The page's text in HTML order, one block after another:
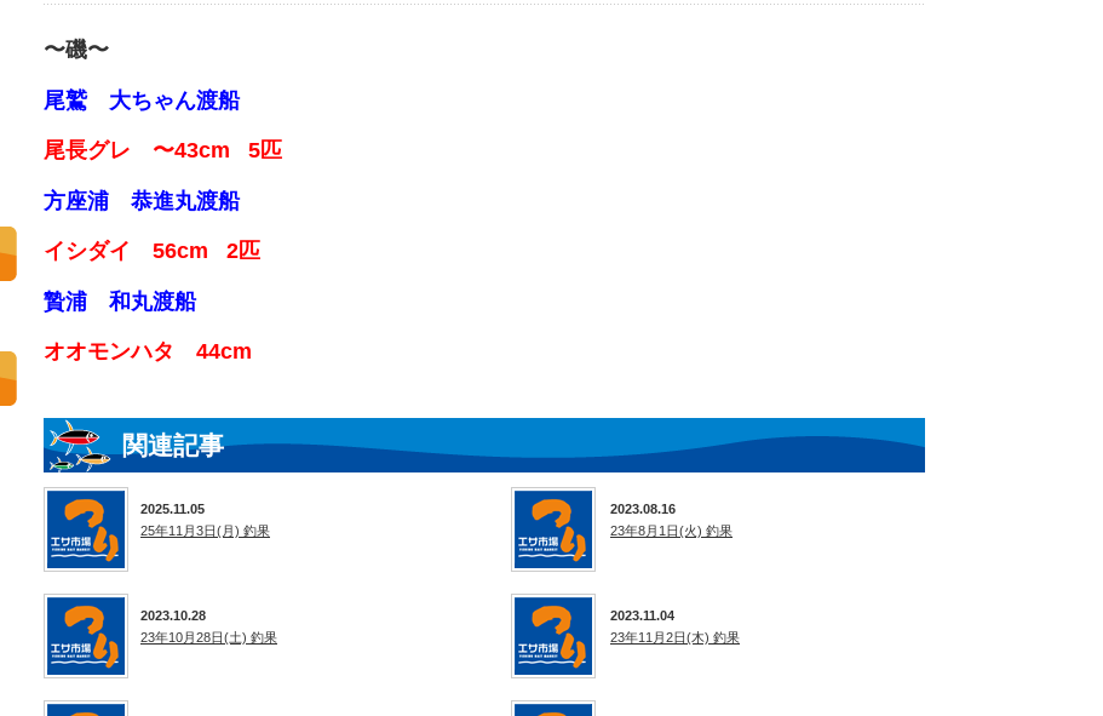
〜磯〜
尾鷲 大ちゃん渡船
尾長グレ 〜43cm 5匹
方座浦 恭進丸渡船
イシダイ 56cm 2匹
贄浦 和丸渡船
オオモンハタ 44cm
関連記事
2025.11.05
25年11月3日(月) 釣果
2023.08.16
23年8月1日(火) 釣果
2023.10.28
23年10月28日(土) 釣果
2023.11.04
23年11月2日(木) 釣果